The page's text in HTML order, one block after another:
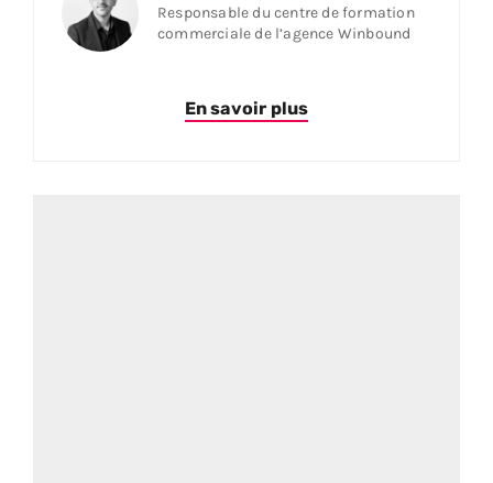
Responsable du centre de formation
commerciale de l’agence Winbound
En savoir plus